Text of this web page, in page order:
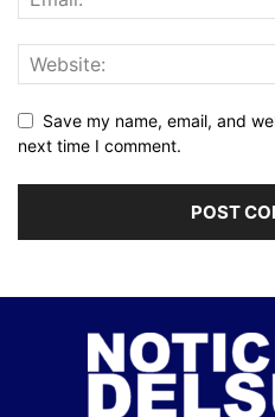
Save my name, email, and
next time I comment.